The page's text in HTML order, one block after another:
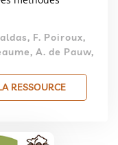
F. Poiroux,
A. de Pauw,
RESSOURCE